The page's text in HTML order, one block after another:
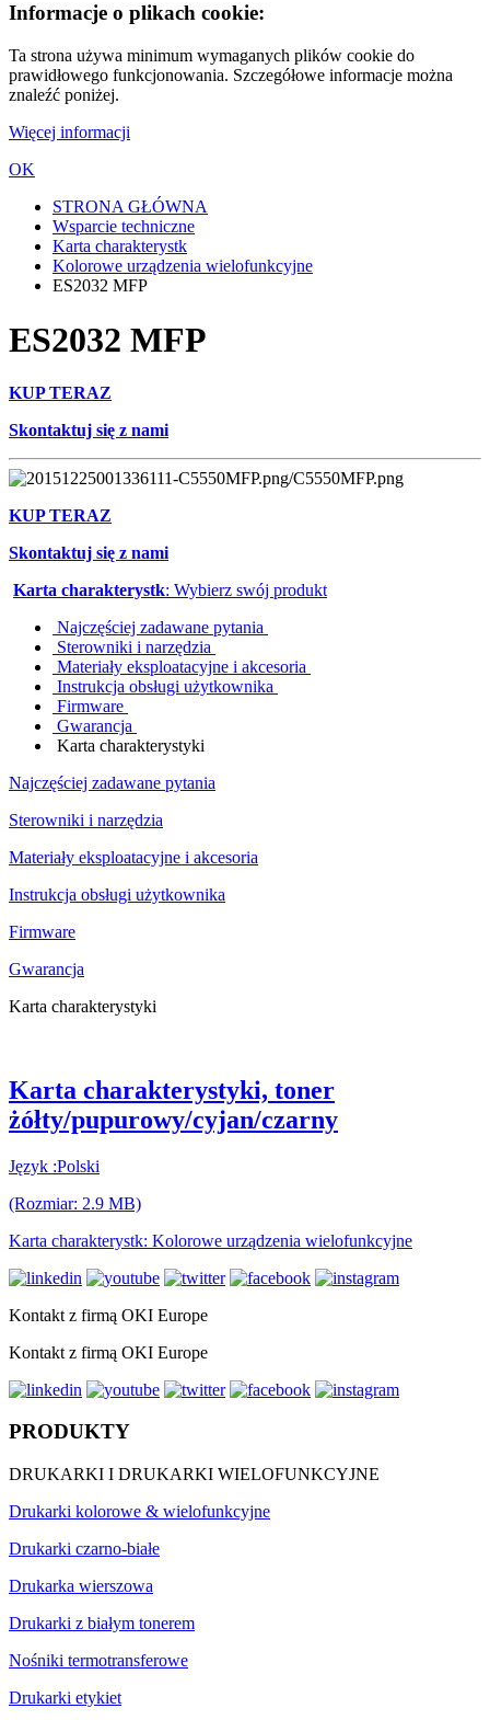
Informacje o plikach cookie:
Ta strona używa minimum wymaganych plików cookie do
prawidłowego funkcjonowania. Szczegółowe informacje można
znaleźć poniżej.
Więcej informacji
OK
STRONA GŁÓWNA
Wsparcie techniczne
Karta charakterystk
Kolorowe urządzenia wielofunkcyjne
ES2032 MFP
ES2032 MFP
KUP TERAZ
Skontaktuj się z nami
KUP TERAZ
Skontaktuj się z nami
Karta charakterystk: Wybierz swój produkt
Najczęściej zadawane pytania
Sterowniki i narzędzia
Materiały eksploatacyjne i akcesoria
Instrukcja obsługi użytkownika
Firmware
Gwarancja
Karta charakterystyki
Najczęściej zadawane pytania
Sterowniki i narzędzia
Materiały eksploatacyjne i akcesoria
Instrukcja obsługi użytkownika
Firmware
Gwarancja
Karta charakterystyki
Karta charakterystyki, toner
żółty/pupurowy/cyjan/czarny
Język :Polski
(Rozmiar: 2.9 MB)
Karta charakterystk: Kolorowe urządzenia wielofunkcyjne
Kontakt z firmą OKI Europe
Kontakt z firmą OKI Europe
PRODUKTY
DRUKARKI I DRUKARKI WIELOFUNKCYJNE
Drukarki kolorowe & wielofunkcyjne
Drukarki czarno-białe
Drukarka wierszowa
Drukarki z białym tonerem
Nośniki termotransferowe
Drukarki etykiet